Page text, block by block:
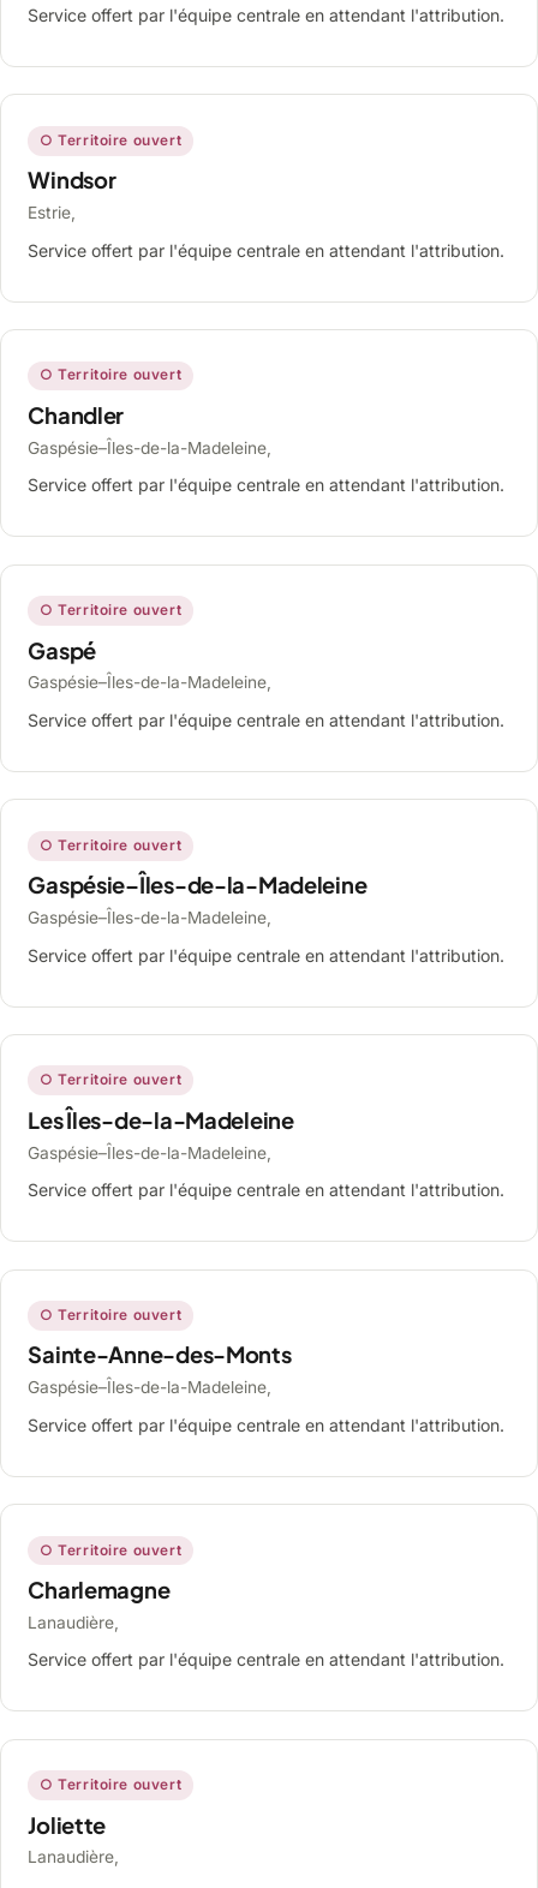
Service offert par l'équipe centrale en attendant l'attribution.
○ Territoire ouvert
Windsor
Estrie,
Service offert par l'équipe centrale en attendant l'attribution.
○ Territoire ouvert
Chandler
Gaspésie–Îles-de-la-Madeleine,
Service offert par l'équipe centrale en attendant l'attribution.
○ Territoire ouvert
Gaspé
Gaspésie–Îles-de-la-Madeleine,
Service offert par l'équipe centrale en attendant l'attribution.
○ Territoire ouvert
Gaspésie–Îles-de-la-Madeleine
Gaspésie–Îles-de-la-Madeleine,
Service offert par l'équipe centrale en attendant l'attribution.
○ Territoire ouvert
Les Îles-de-la-Madeleine
Gaspésie–Îles-de-la-Madeleine,
Service offert par l'équipe centrale en attendant l'attribution.
○ Territoire ouvert
Sainte-Anne-des-Monts
Gaspésie–Îles-de-la-Madeleine,
Service offert par l'équipe centrale en attendant l'attribution.
○ Territoire ouvert
Charlemagne
Lanaudière,
Service offert par l'équipe centrale en attendant l'attribution.
○ Territoire ouvert
Joliette
Lanaudière,